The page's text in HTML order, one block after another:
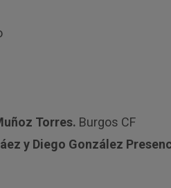
Torres. Burgos CF
y Diego González